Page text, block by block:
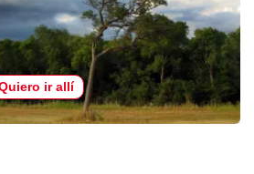
ir allí